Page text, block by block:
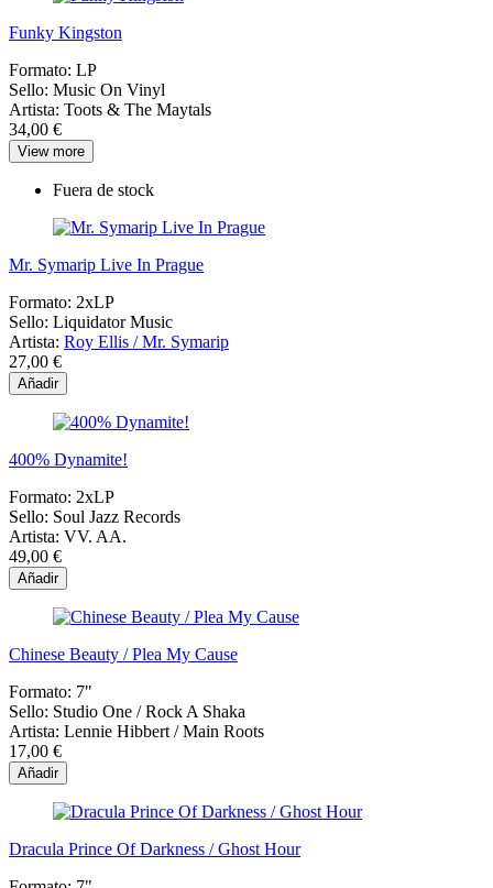
Funky Kingston
Formato: LP
Sello: Music On Vinyl
Artista: Toots & The Maytals
34,00 €
View more
Fuera de stock
Mr. Symarip Live In Prague
Formato: 2xLP
Sello: Liquidator Music
Artista: Roy Ellis / Mr. Symarip
27,00 €
Añadir
400% Dynamite!
Formato: 2xLP
Sello: Soul Jazz Records
Artista: VV. AA.
49,00 €
Añadir
Chinese Beauty / Plea My Cause
Formato: 7"
Sello: Studio One ‎/ Rock A Shaka
Artista: Lennie Hibbert / Main Roots
17,00 €
Añadir
Dracula Prince Of Darkness / Ghost Hour